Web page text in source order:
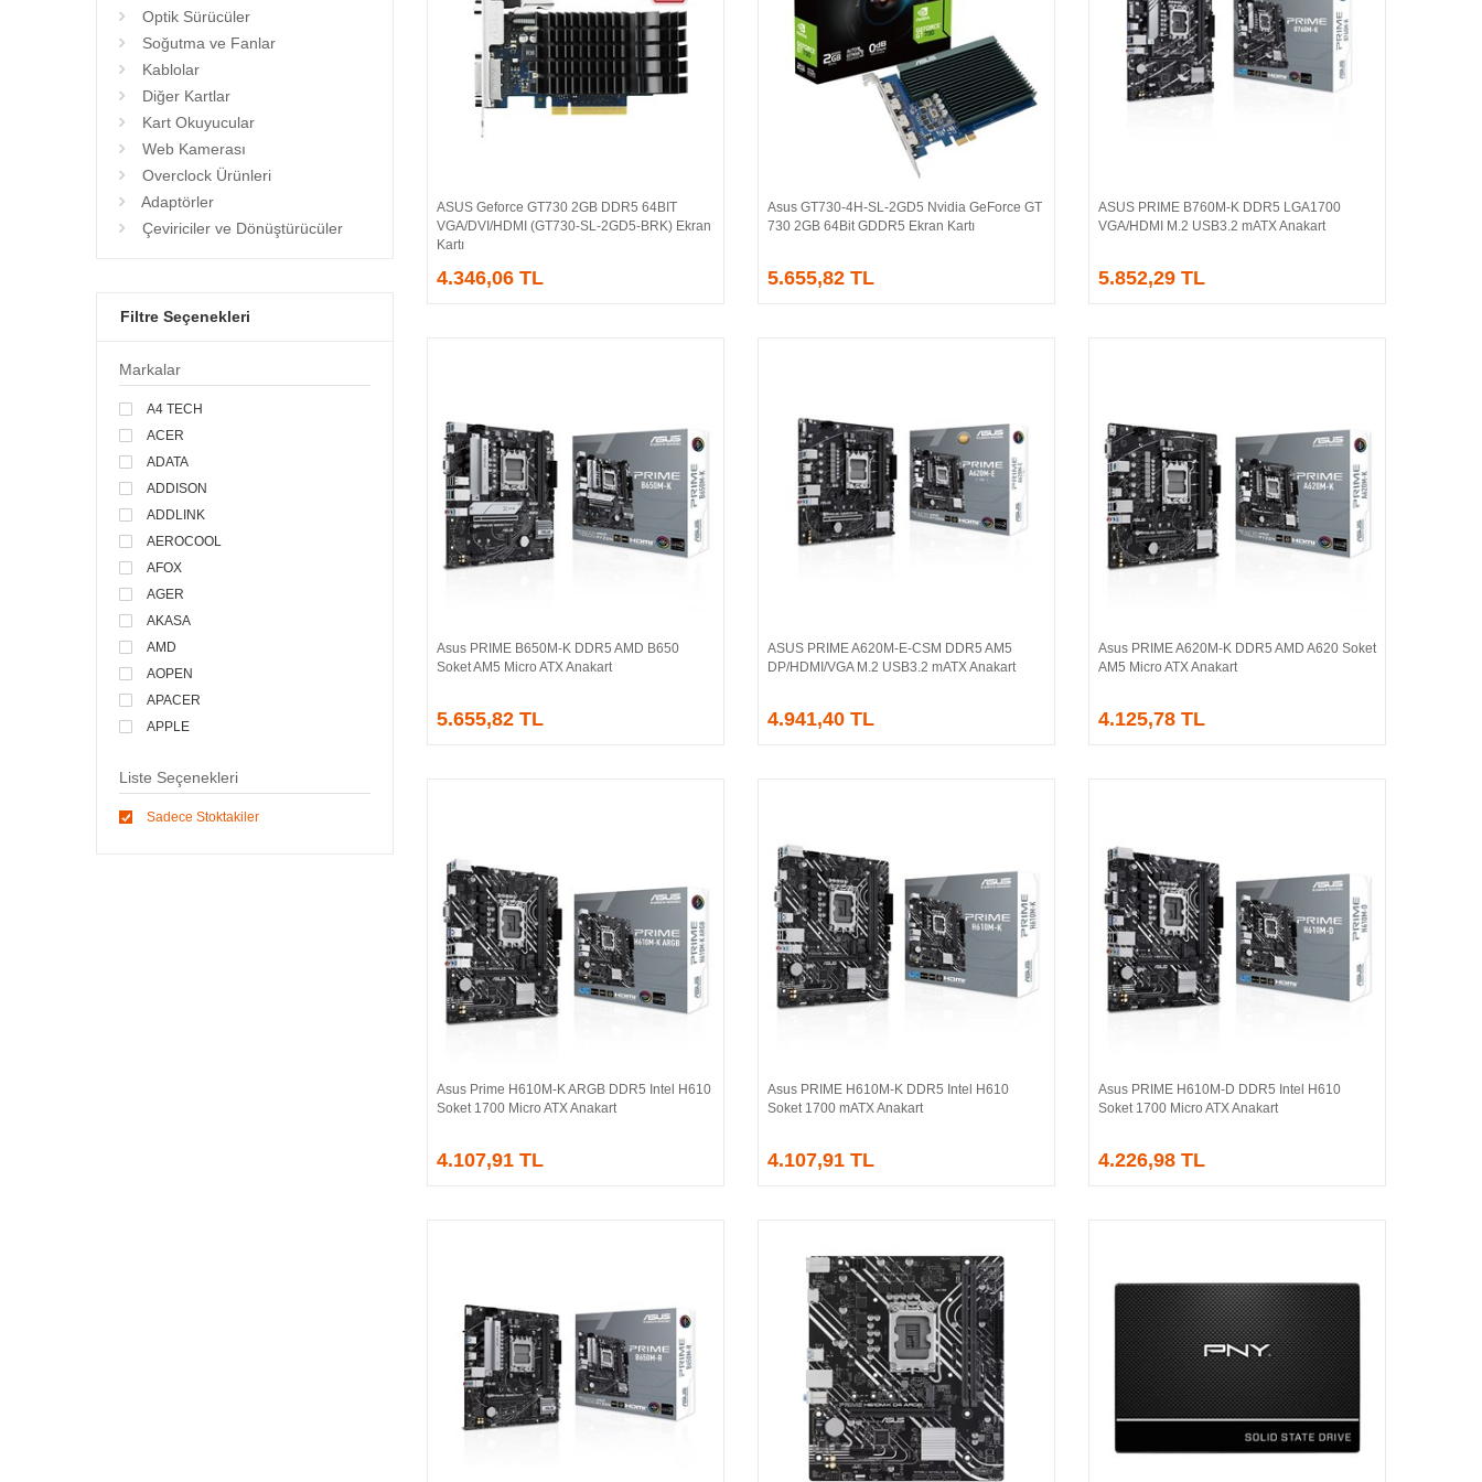
Optik Sürücüler
Soğutma ve Fanlar
Kablolar
Diğer Kartlar
Kart Okuyucular
Web Kamerası
Overclock Ürünleri
Adaptörler
Çeviriciler ve Dönüştürücüler
Filtre Seçenekleri
Markalar
A4 TECH
ACER
ADATA
ADDISON
ADDLINK
AEROCOOL
AFOX
AGER
AKASA
AMD
AOPEN
APACER
APPLE
ASONIC
Liste Seçenekleri
Sadece Stoktakiler
Sepete Ekle
ASUS Geforce GT730 2GB DDR5 64BIT
VGA/DVI/HDMI (GT730-SL-2GD5-BRK) Ekran
Kartı
4.346,06 TL
Sepete Ekle
Asus GT730-4H-SL-2GD5 Nvidia GeForce GT
730 2GB 64Bit GDDR5 Ekran Kartı
5.655,82 TL
Sepete Ekle
ASUS PRIME B760M-K DDR5 LGA1700
VGA/HDMI M.2 USB3.2 mATX Anakart
5.852,29 TL
Sepete Ekle
Asus PRIME B650M-K DDR5 AMD B650
Soket AM5 Micro ATX Anakart
5.655,82 TL
Sepete Ekle
ASUS PRIME A620M-E-CSM DDR5 AM5
DP/HDMI/VGA M.2 USB3.2 mATX Anakart
4.941,40 TL
Sepete Ekle
Asus PRIME A620M-K DDR5 AMD A620 Soket
AM5 Micro ATX Anakart
4.125,78 TL
Sepete Ekle
Asus Prime H610M-K ARGB DDR5 Intel H610
Soket 1700 Micro ATX Anakart
4.107,91 TL
Sepete Ekle
Asus PRIME H610M-K DDR5 Intel H610
Soket 1700 mATX Anakart
4.107,91 TL
Sepete Ekle
Asus PRIME H610M-D DDR5 Intel H610
Soket 1700 Micro ATX Anakart
4.226,98 TL